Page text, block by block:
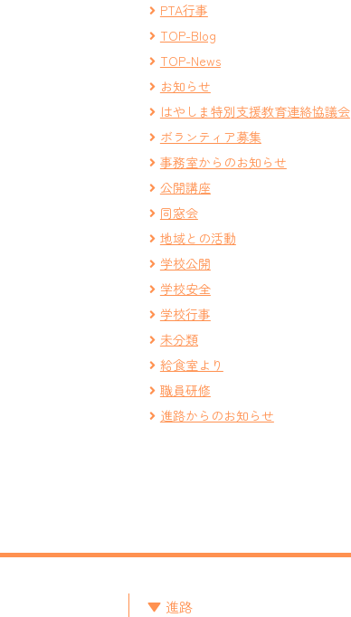
PTA行事
TOP-Blog
TOP-News
お知らせ
はやしま特別支援教育連絡協議会
ボランティア募集
事務室からのお知らせ
公開講座
同窓会
地域との活動
学校公開
学校安全
学校行事
未分類
給食室より
職員研修
進路からのお知らせ
進路